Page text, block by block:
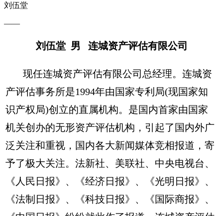
刘伍堂
——
刘伍堂 男 连城资产评估有限公司
现任连城资产评估有限公司总经理。连城资
产评估事务所是1994年由国家专利局(现国家知
识产权局)创立的直属机构。是国内首家由国家
机关创办的无形资产评估机构，引起了国内外广
泛关注和重视，国内各大新闻媒体竞相报道，寄
予了极大关注。法新社、美联社、中央电视台、
《人民日报》、《经济日报》、《光明日报》、
《法制日报》、《科技日报》、《国际商报》、